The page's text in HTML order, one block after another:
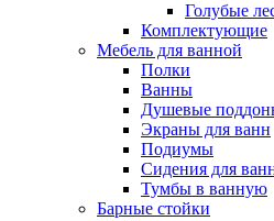
Голубые
Комплектующие
Мебель для ванной
Полки
Ванны
Душевые
Экраны для ванн
Подиумы
Сидения для
Тумбы в ванную
Барные стойки